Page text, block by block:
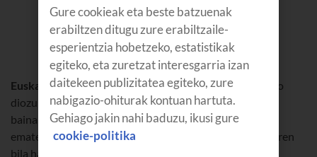
Euskadin perretxiko-paradisuaknon dauden galdetuko
diozu zeure buruari... Jakina, denok jakin nahi dugu hori,
baina perretxiko-biltzaile benetako batek ez du sekula
ematen bere leku sekretuen berri; beraz, zure paradisuaren
bila hasi beharko duzu.
Gure cookieak eta beste batzuenak
erabiltzen ditugu zure erabiltzaile-
esperientzia hobetzeko, estatistikak
egiteko, eta zuretzat interesgarria izan
daitekeen publizitatea egiteko, zure
nabigazio-ohiturak kontuan hartuta.
Gehiago jakin nahi baduzu, ikusi gure
cookie-politika